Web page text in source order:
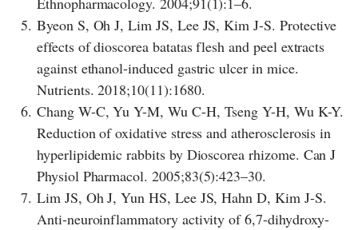
5. Byeon S, Oh J, Lim JS, Lee JS, Kim J-S. Protective
effects of dioscorea batatas flesh and peel extracts
against ethanol-induced gastric ulcer in mice.
Nutrients. 2018;10(11):1680.
6. Chang W-C, Yu Y-M, Wu C-H, Tseng Y-H, Wu K-Y.
Reduction of oxidative stress and atherosclerosis in
hyperlipidemic rabbits by Dioscorea rhizome. Can J
Physiol Pharmacol. 2005;83(5):423–30.
7. Lim JS, Oh J, Yun HS, Lee JS, Hahn D, Kim J-S.
Anti-neuroinflammatory activity of 6,7-dihydroxy-